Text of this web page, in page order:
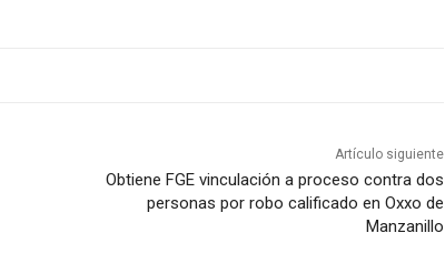
Artículo siguiente
Obtiene FGE vinculación a proceso contra dos
personas por robo calificado en Oxxo de
Manzanillo